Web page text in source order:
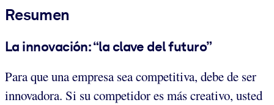
Resumen
La innovación: “la clave del futuro”
Para que una empresa sea competitiva, debe de ser
innovadora. Si su competidor es más creativo, usted